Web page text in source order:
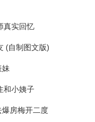
真实回忆
(自制图文版)
妹
和小姨子
房梅开二度